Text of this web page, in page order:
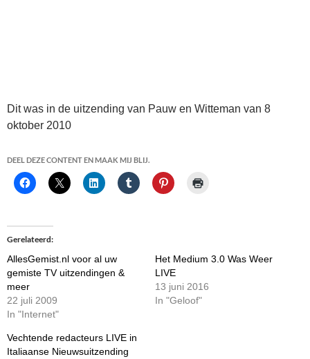
Dit was in de uitzending van Pauw en Witteman van 8
oktober 2010
DEEL DEZE CONTENT EN MAAK MIJ BLIJ.
Gerelateerd
AllesGemist.nl voor al uw
gemiste TV uitzendingen &
meer
22 juli 2009
In "Internet"
Het Medium 3.0 Was Weer
LIVE
13 juni 2016
In "Geloof"
Vechtende redacteurs LIVE in
Italiaanse Nieuwsuitzending